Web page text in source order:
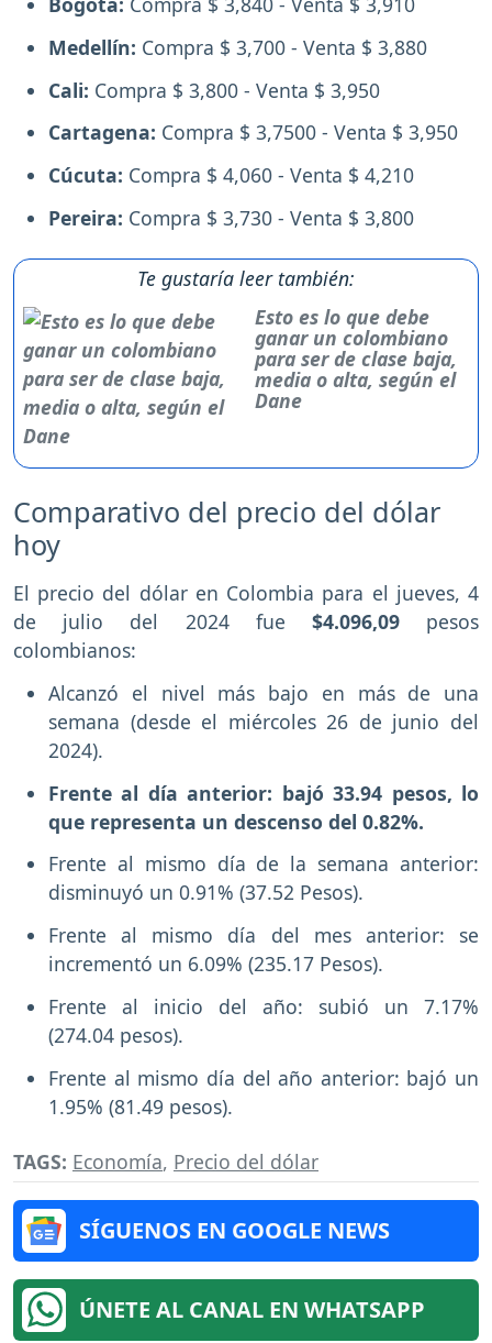
Medellín: Compra $ 3,700 - Venta $ 3,880
Cali: Compra $ 3,800 - Venta $ 3,950
Cartagena: Compra $ 3,7500 - Venta $ 3,950
Cúcuta: Compra $ 4,060 - Venta $ 4,210
Pereira: Compra $ 3,730 - Venta $ 3,800
Te gustaría leer también:
Esto es lo que debe
ganar un colombiano
para ser de clase baja,
media o alta, según el
Dane
Comparativo del precio del dólar
hoy
El precio del dólar en Colombia para el jueves, 4
de julio del 2024 fue $4.096,09 pesos
colombianos:
Alcanzó el nivel más bajo en más de una
semana (desde el miércoles 26 de junio del
2024).
Frente al día anterior: bajó 33.94 pesos, lo
que representa un descenso del 0.82%.
Frente al mismo día de la semana anterior:
disminuyó un 0.91% (37.52 Pesos).
Frente al mismo día del mes anterior: se
incrementó un 6.09% (235.17 Pesos).
Frente al inicio del año: subió un 7.17%
(274.04 pesos).
Frente al mismo día del año anterior: bajó un
1.95% (81.49 pesos).
TAGS: Economía, Precio del dólar
SÍGUENOS EN GOOGLE NEWS
ÚNETE AL CANAL EN WHATSAPP